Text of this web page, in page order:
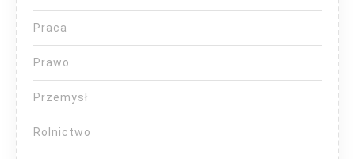
Praca
Prawo
Przemysł
Rolnictwo